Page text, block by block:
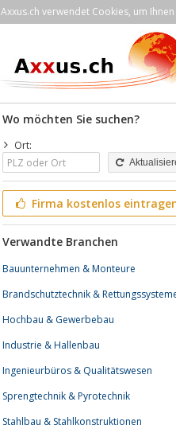
Axxus.ch verwendet Cookies, um
Wo möchten Sie suchen?
Ort:
Firma kostenlos
Verwandte Branchen
Bauunternehmen & Monteure
Brandschutztechnik &
Hochbau & Gewerbebau
Industrie & Hallenbau
Ingenieurbüros & Qualitätswesen
Sprengtechnik & Pyrotechnik
Stahlbau & Stahlkonstruktionen